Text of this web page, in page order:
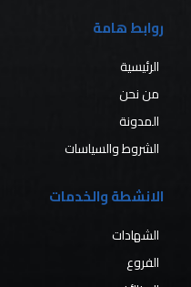
روابط هامة
الرئيسية
من نحن
المدونة
الشروط والسياسات
الانشطة والخدمات
الشهادات
الفروع